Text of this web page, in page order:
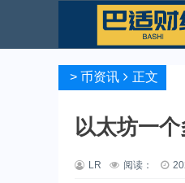
> 币资讯 正文
以太坊一
LR 阅读：